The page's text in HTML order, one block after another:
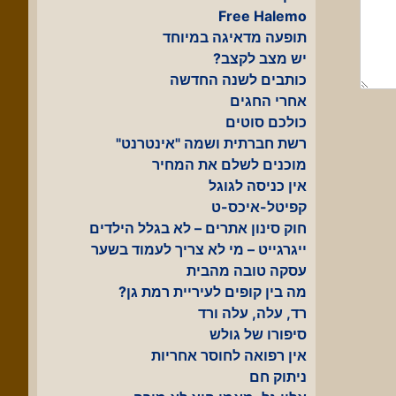
Free Halemo
תופעה מדאיגה במיוחד
יש מצב לקצב?
כותבים לשנה החדשה
אחרי החגים
כולכם סוטים
רשת חברתית ושמה "אינטרנט"
מוכנים לשלם את המחיר
אין כניסה לגוגל
קפיטל-איכס-ט
חוק סינון אתרים – לא בגלל הילדים
ייגרגייט – מי לא צריך לעמוד בשער
עסקה טובה מהבית
מה בין קופים לעיריית רמת גן?
רד, עלה, עלה ורד
סיפורו של גולש
אין רפואה לחוסר אחריות
ניתוק חם